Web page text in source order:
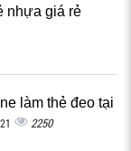
nhựa giá rẻ
làm thẻ đeo tại
2250